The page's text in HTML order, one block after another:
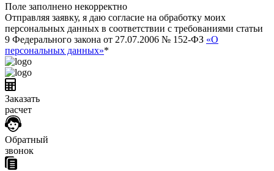
Поле заполнено некорректно
Отправляя заявку, я даю согласие на обработку моих
персональных данных в соответствии с требованиями статьи
9 Федерального закона от 27.07.2006 № 152-ФЗ «О
персональных данных»*
Заказать
расчет
Обратный
звонок